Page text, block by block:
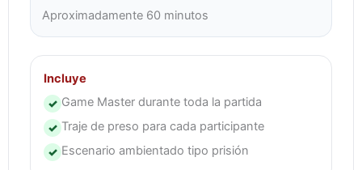
Aproximadamente 60 minutos
Incluye
✓ Game Master durante toda la partida
✓ Traje de preso para cada participante
✓ Escenario ambientado tipo prisión